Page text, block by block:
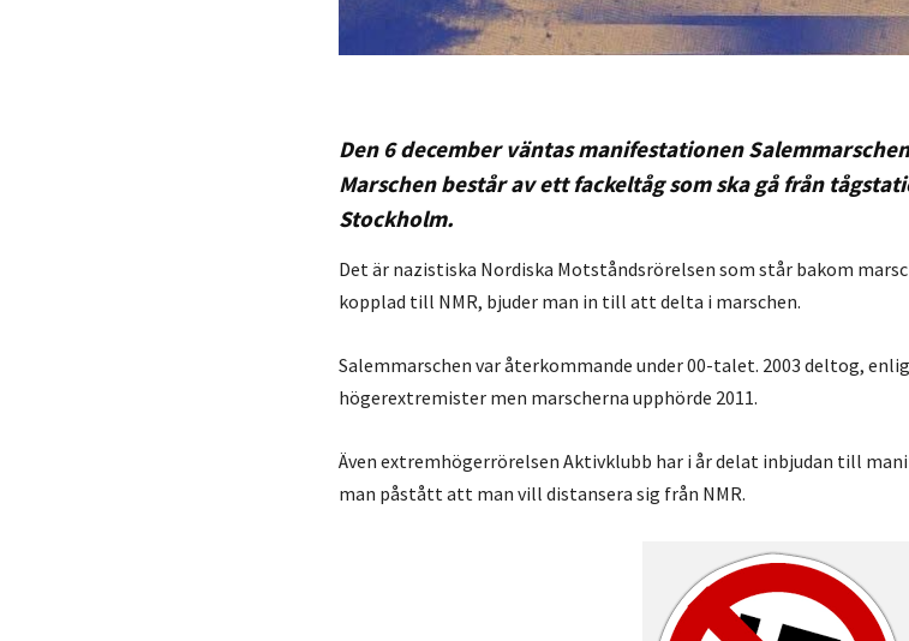
Den 6 december väntas manifestationen
Marschen består av ett fackeltåg som ska gå från
Stockholm.
Det är nazistiska Nordiska Motståndsrörelsen som står bakom
kopplad till NMR, bjuder man in till att delta i marschen.
Salemmarschen var återkommande under 00-talet. 2003 deltog,
högerextremister men marscherna upphörde 2011.
Även extremhögerrörelsen Aktivklubb har i år delat inbjudan till
man påstått att man vill distansera sig från NMR.